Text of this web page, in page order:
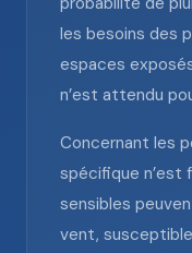
les besoins des
espaces
n’est attendu
Concernant les
spécifique n’est
sensibles
vent,